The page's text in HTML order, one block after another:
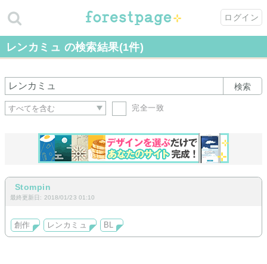
ログイン
レンカミュ の検索結果(1件)
検索
完全一致
Stompin
最終更新日: 2018/01/23 01:10
創作 レンカミュ BL